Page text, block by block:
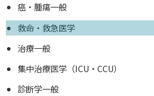
癌・腫瘍一般
救命・救急医学
治療一般
集中治療医学（ICU・CCU）
診断学一般